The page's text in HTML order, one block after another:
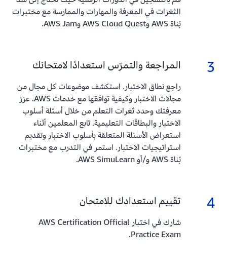
الثغرات في المعرفة والمهارات والممارسة مع مختبرات
بُناة AWS وAWS Cloud Quest وAWS Jam.
3
3.
المراجعة والتمرّس استعدادًا لامتحانك
راجع نطاق الاختبار. استكشف موضوعات كل مجال من
مجالات الاختبار وكيفية توافقها مع خدمات AWS. عزز
معرفتك وحدد ثغرات التعلم من خلال أسئلة أسلوب
الاختبار والبطاقات التعليمية. تابع المعلمين أثناء
استعراض الأسئلة المتعلقة بأسلوب الاختبار وتقديم
استراتيجيات الاختبار. استمر في التدرب مع مختبرات
بُناة AWS و/أو AWS SimuLearn.
4
4.
تقييم استعدادك للامتحان
شارك في اختبار AWS Certification Official
Practice Exam.